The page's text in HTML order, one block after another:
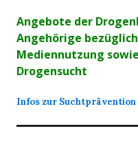
Angebote der
Angehörige
Mediennutzung
Drogensucht
Infos zur Suchtprävention